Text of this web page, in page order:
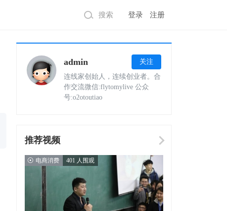
登录 注册
搜索
admin
连线家创始人，连续创业者。合
作交流微信:flytomylive 公众
号:o2otoutiao
关注
推荐视频
电商消费 401 人围观